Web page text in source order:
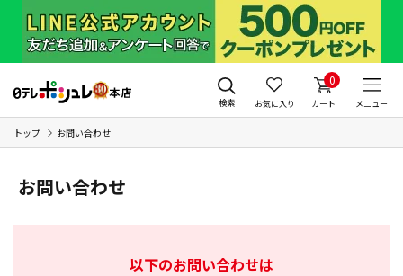
検索 お気に入り
0
カート メニュー
トップ お問い合わせ
お問い合わせ
以下のお問い合わせは